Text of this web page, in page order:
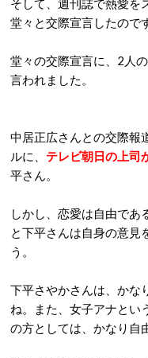
そして、週刊誌で熱愛を
堂々と交際宣言したので
堂々の交際宣言に、 2 人
言われました。
中居正広さんとの交際報
ルに、 テレビ朝日の上司
平さん。
しかし、恋愛は自由であ
と下平さんは自身の意見
う。
下平さやかさんは、かな
ね。また
、女子アナと
の方としては、かなり自